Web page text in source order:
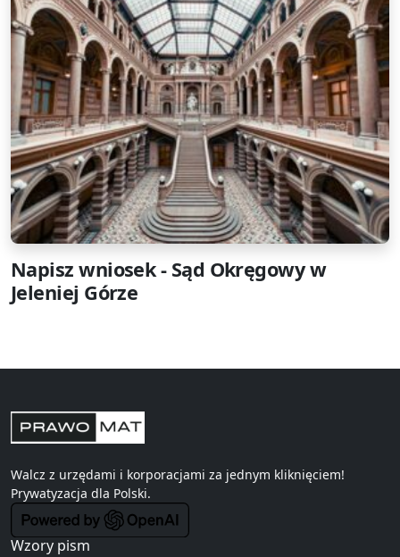
Napisz wniosek - Sąd Okręgowy w
Jeleniej Górze
Walcz z urzędami i korporacjami za jednym kliknięciem!
Prywatyzacja dla Polski.
Wzory pism